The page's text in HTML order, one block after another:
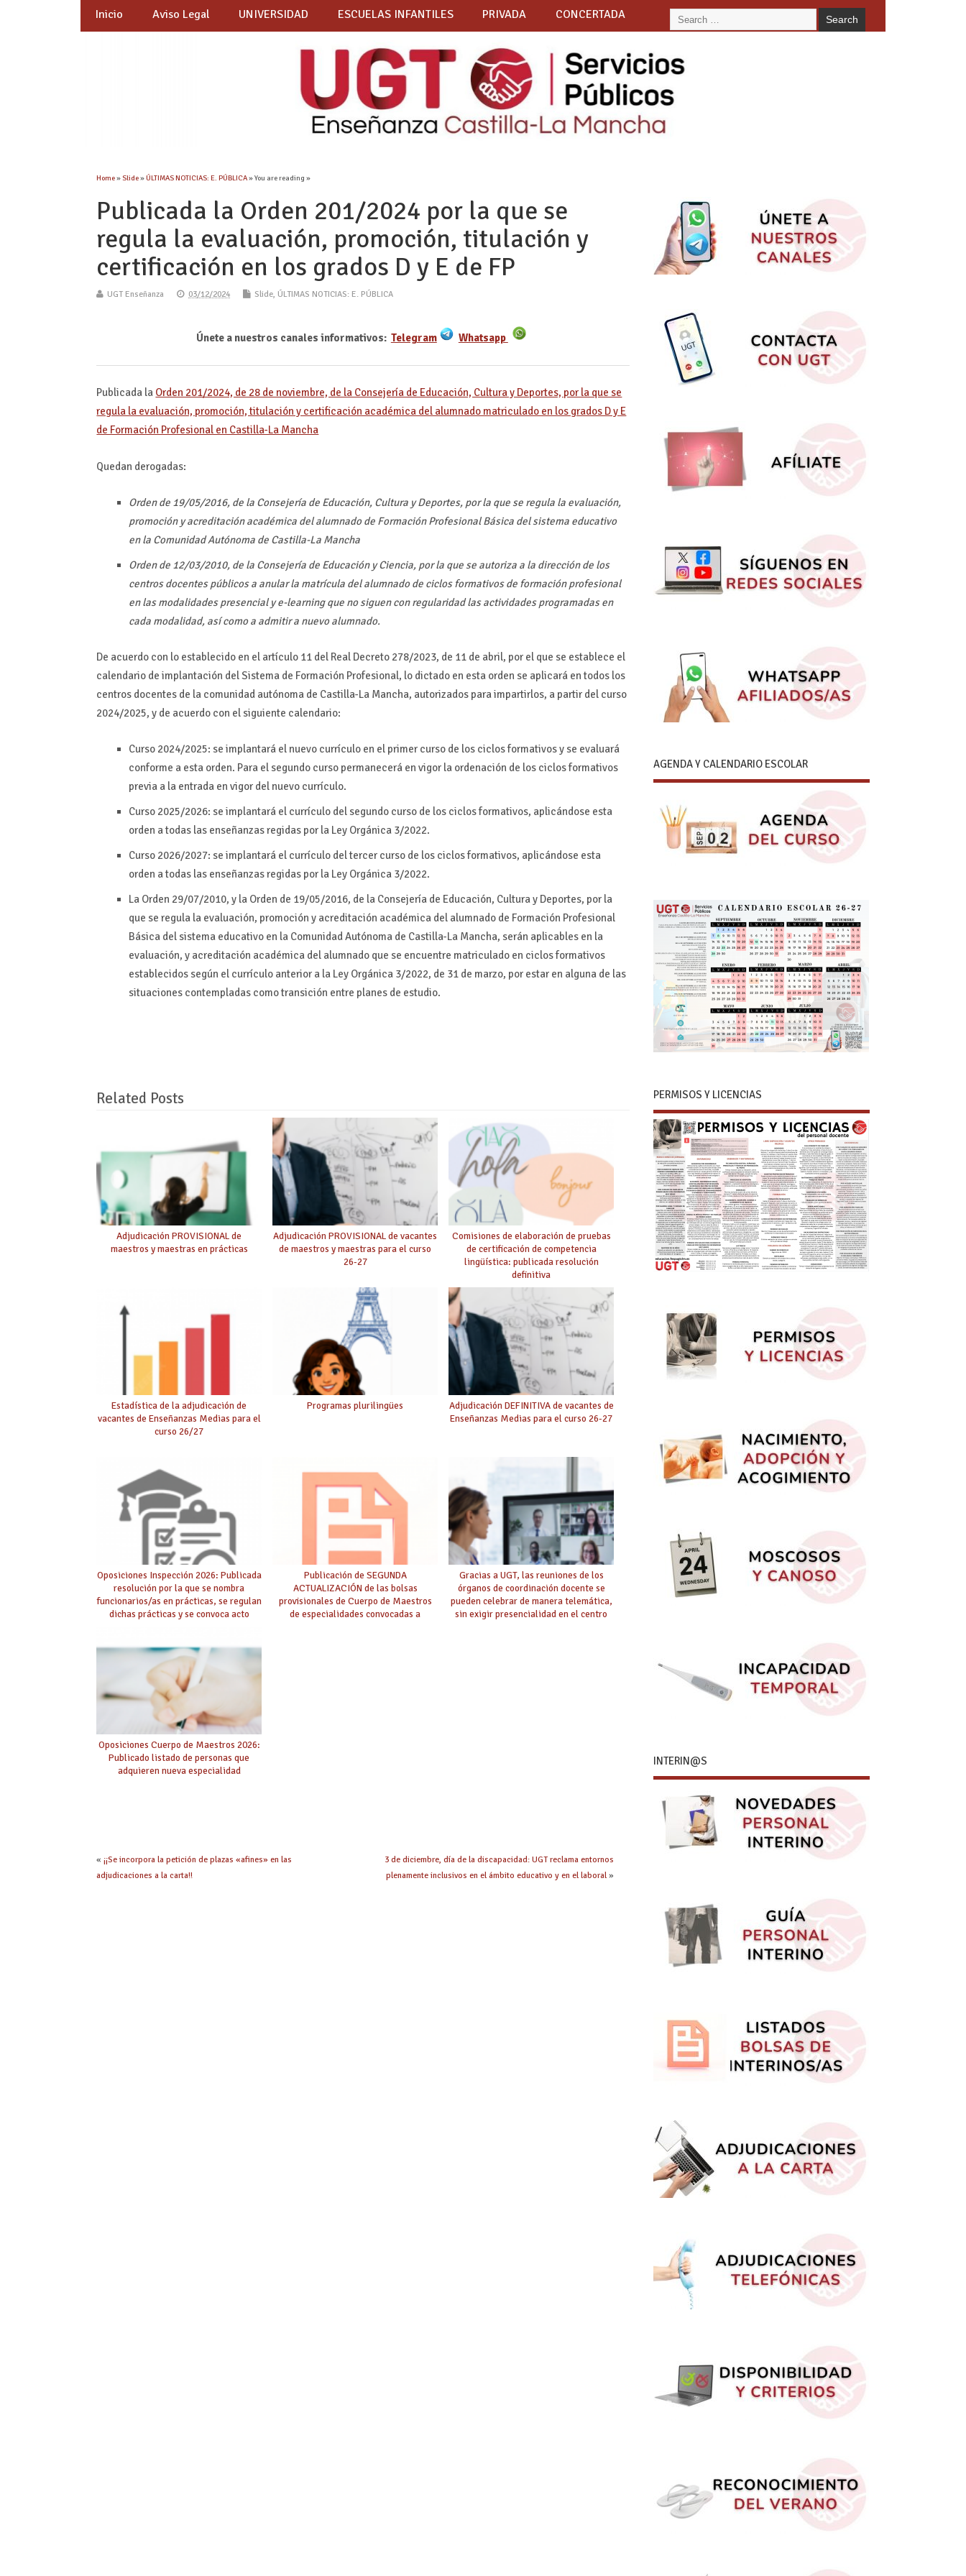
Inicio Aviso Legal UNIVERSIDAD ESCUELAS INFANTILES PRIVADA CONCERTADA
Home»Slide»ÚLTIMAS NOTICIAS: E. PÚBLICA» You are reading »
Publicada la Orden 201/2024 por la que se
regula la evaluación, promoción, titulación y
certificación en los grados D y E de FP
UGT Enseñanza 03/12/2024 Slide, ÚLTIMAS NOTICIAS: E. PÚBLICA
Únete a nuestros canales informativos: Telegram Whatsapp
Publicada la Orden 201/2024, de 28 de noviembre, de la Consejería de Educación, Cultura y Deportes, por la que se
regula la evaluación, promoción, titulación y certificación académica del alumnado matriculado en los grados D y E
de Formación Profesional en Castilla-La Mancha
Quedan derogadas:
Orden de 19/05/2016, de la Consejería de Educación, Cultura y Deportes, por la que se regula la evaluación,
promoción y acreditación académica del alumnado de Formación Profesional Básica del sistema educativo
en la Comunidad Autónoma de Castilla-La Mancha
Orden de 12/03/2010, de la Consejería de Educación y Ciencia, por la que se autoriza a la dirección de los
centros docentes públicos a anular la matrícula del alumnado de ciclos formativos de formación profesional
en las modalidades presencial y e-learning que no siguen con regularidad las actividades programadas en
cada modalidad, así como a admitir a nuevo alumnado.
De acuerdo con lo establecido en el artículo 11 del Real Decreto 278/2023, de 11 de abril, por el que se establece el
calendario de implantación del Sistema de Formación Profesional, lo dictado en esta orden se aplicará en todos los
centros docentes de la comunidad autónoma de Castilla-La Mancha, autorizados para impartirlos, a partir del curso
2024/2025, y de acuerdo con el siguiente calendario:
Curso 2024/2025: se implantará el nuevo currículo en el primer curso de los ciclos formativos y se evaluará
conforme a esta orden. Para el segundo curso permanecerá en vigor la ordenación de los ciclos formativos
previa a la entrada en vigor del nuevo currículo.
Curso 2025/2026: se implantará el currículo del segundo curso de los ciclos formativos, aplicándose esta
orden a todas las enseñanzas regidas por la Ley Orgánica 3/2022.
Curso 2026/2027: se implantará el currículo del tercer curso de los ciclos formativos, aplicándose esta
orden a todas las enseñanzas regidas por la Ley Orgánica 3/2022.
La Orden 29/07/2010, y la Orden de 19/05/2016, de la Consejería de Educación, Cultura y Deportes, por la
que se regula la evaluación, promoción y acreditación académica del alumnado de Formación Profesional
Básica del sistema educativo en la Comunidad Autónoma de Castilla-La Mancha, serán aplicables en la
evaluación, y acreditación académica del alumnado que se encuentre matriculado en ciclos formativos
establecidos según el currículo anterior a la Ley Orgánica 3/2022, de 31 de marzo, por estar en alguna de las
situaciones contempladas como transición entre planes de estudio.
Related Posts
Adjudicación PROVISIONAL de
maestros y maestras en prácticas
Adjudicación PROVISIONAL de vacantes
de maestros y maestras para el curso
26-27
Comisiones de elaboración de pruebas
de certificación de competencia
lingüística: publicada resolución
definitiva
Estadística de la adjudicación de
vacantes de Enseñanzas Medias para el
curso 26/27
Programas plurilingües
Adjudicación DEFINITIVA de vacantes de
Enseñanzas Medias para el curso 26-27
Oposiciones Inspección 2026: Publicada
resolución por la que se nombra
funcionarios/as en prácticas, se regulan
dichas prácticas y se convoca acto
Publicación de SEGUNDA
ACTUALIZACIÓN de las bolsas
provisionales de Cuerpo de Maestros
de especialidades convocadas a
Gracias a UGT, las reuniones de los
órganos de coordinación docente se
pueden celebrar de manera telemática,
sin exigir presencialidad en el centro
Oposiciones Cuerpo de Maestros 2026:
Publicado listado de personas que
adquieren nueva especialidad
«¡¡Se incorpora la petición de plazas «afines» en las
adjudicaciones a la carta!!
3 de diciembre, día de la discapacidad: UGT reclama entornos
plenamente inclusivos en el ámbito educativo y en el laboral »
AGENDA Y CALENDARIO ESCOLAR
PERMISOS Y LICENCIAS
INTERIN@S